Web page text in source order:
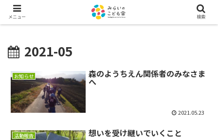
2021-05
お知らせ 森のようちえん関係者のみなさま
へ
2021.05.23
活動報告 想いを受け継いでいくこと
メニュー 検索